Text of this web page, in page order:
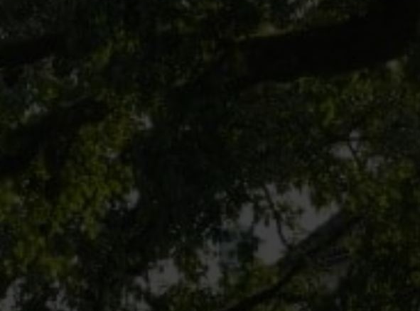
VERANSTALTUNGEN
KARRIERE
Golfplatz 1 · D-78166 Donaueschingen
T. +49 (0) 771 84-0
info@oeschberghof.com
F. +49 (0) 771 84-600